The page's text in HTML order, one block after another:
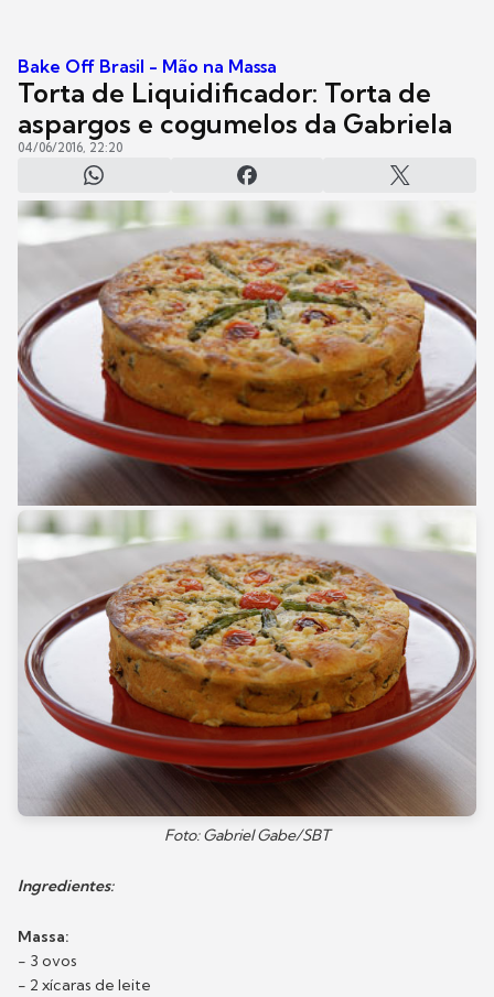
Bake Off Brasil - Mão na Massa
Torta de Liquidificador: Torta de
aspargos e cogumelos da Gabriela
04/06/2016, 22:20
Foto: Gabriel Gabe/SBT
Ingredientes:
Massa:
- 3 ovos
- 2 xícaras de leite